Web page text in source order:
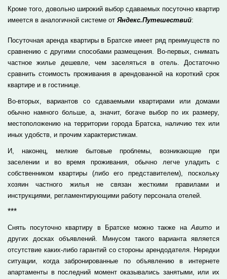
Кроме того, довольно широкий выбор сдаваемых посуточно квартир
имеется в аналогичной системе от Яндекс.Путешествий:
Посуточная аренда квартиры в Братске имеет ряд преимуществ по
сравнению с другими способами размещения. Во-первых, снимать
частное жилье дешевле, чем заселяться в отель. Достаточно
сравнить стоимость проживания в арендованной на короткий срок
квартире и в гостинице.
Во-вторых, вариантов со сдаваемыми квартирами или домами
обычно намного больше, а, значит, богаче выбор по их размеру,
местоположению на территории города Братска, наличию тех или
иных удобств, и прочим характеристикам.
И, наконец, мелкие бытовые проблемы, возникающие при
заселении и во время проживания, обычно легче уладить с
собственником квартиры (либо его представителем), поскольку
хозяин частного жилья не связан жесткими правилами и
инструкциями, регламентирующими работу персонала отелей.
***
Снять посуточно квартиру в Братске можно также наАвитои
других досках объявлений. Минусом такого варианта является
отсутствие каких-либо гарантий со стороны арендодателя. Нередки
ситуации, когда забронированные по объявлению в интернете
апартаменты в последний момент оказывались занятыми, или их